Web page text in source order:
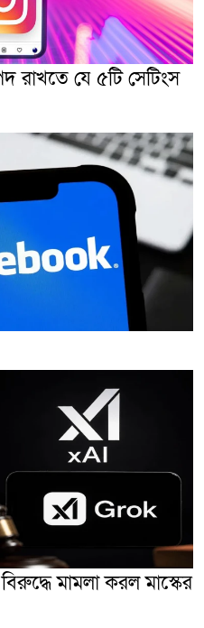
রাখতে যে ৫টি সেটিংস
মামলা করল মাস্কের